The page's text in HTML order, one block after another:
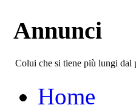
Annunci
Colui che si tiene più lungi
Home